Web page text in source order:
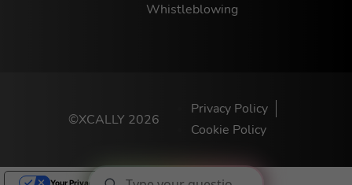
Whistleblowing
©XCALLY 2026
Privacy Policy
Cookie Policy
Your Privacy Choices